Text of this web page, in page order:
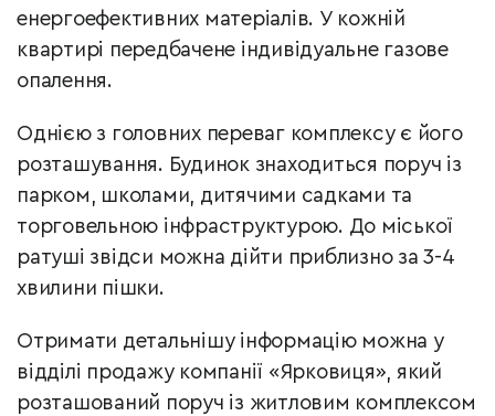
енергоефективних матеріалів. У кожній
квартирі передбачене індивідуальне газове
опалення.
Однією з головних переваг комплексу є його
розташування. Будинок знаходиться поруч із
парком, школами, дитячими садками та
торговельною інфраструктурою. До міської
ратуші звідси можна дійти приблизно за 3-4
хвилини пішки.
Отримати детальнішу інформацію можна у
відділі продажу компанії «Ярковиця», який
розташований поруч із житловим комплексом